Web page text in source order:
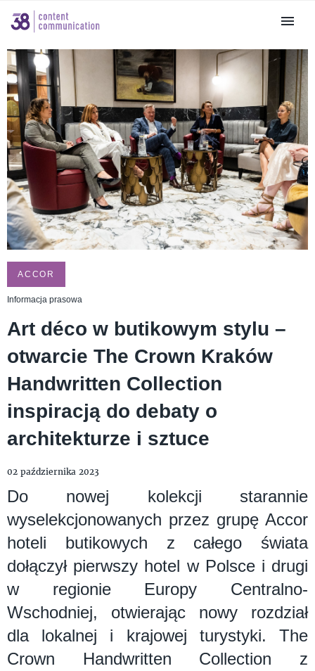
ACCOR
Informacja prasowa
Art déco w butikowym stylu –
otwarcie The Crown Kraków
Handwritten Collection
inspiracją do debaty o
architekturze i sztuce
02 października 2023
Do nowej kolekcji starannie
wyselekcjonowanych przez grupę Accor
hoteli butikowych z całego świata
dołączył pierwszy hotel w Polsce i drugi
w regionie Europy Centralno-
Wschodniej, otwierając nowy rozdział
dla lokalnej i krajowej turystyki. The
Crown Handwritten Collection z